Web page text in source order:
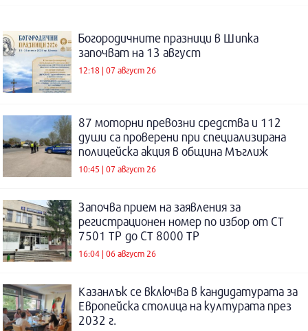
Богородичните празници в Шипка
започват на 13 август
12:18 | 07 август 26
87 моторни превозни средства и 112
души са проверени при специализирана
полицейска акция в община Мъглиж
10:45 | 07 август 26
Започва прием на заявления за
регистрационен номер по избор от СТ
7501 ТР до СТ 8000 ТР
16:04 | 06 август 26
Казанлък се включва в кандидатурата за
Европейска столица на културата през
2032 г.